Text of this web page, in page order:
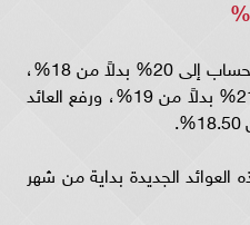
كما تم رفع العائد الشهري على الحساب إلى 20% بدلاً من 18%،
ورفع العائد نصف السنوي إلى 21% بدلاً من 19%، ورفع العائد
العوائد الجديدة بداية من شهر